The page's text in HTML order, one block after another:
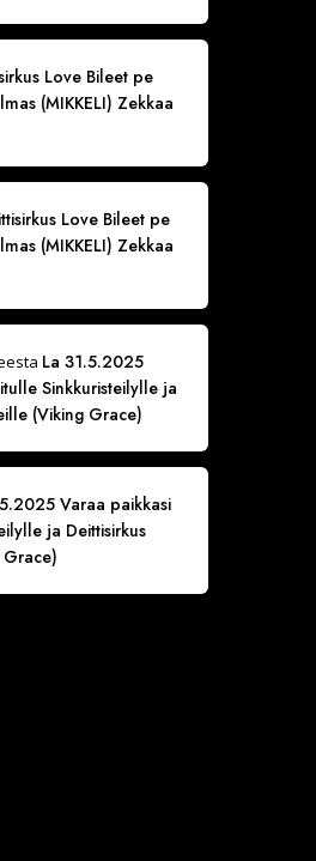
Love Bileet pe
(MIKKELI) Zekkaa
Love Bileet pe
(MIKKELI) Zekkaa
La 31.5.2025
Sinkkuristeilylle ja
(Viking Grace)
Varaa paikkasi
ja Deittisirkus